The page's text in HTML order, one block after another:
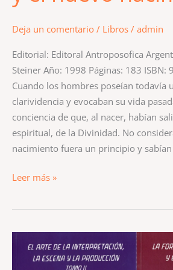
Deja un comentario / Libros / admin
Editorial: Editoral Antroposofica
Steiner Año: 1998 Páginas: 183
Cuando los hombres poseían todavía
clarividencia y evocaban su vida
conciencia de que, al nacer, habían
espiritual, de la Divinidad. No
nacimiento fuera un principio y
Leer más »